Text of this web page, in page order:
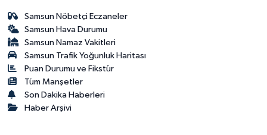
Samsun Nöbetçi Eczaneler
Samsun Hava Durumu
Samsun Namaz Vakitleri
Samsun Trafik Yoğunluk Haritası
Puan Durumu ve Fikstür
Tüm Manşetler
Son Dakika Haberleri
Haber Arşivi